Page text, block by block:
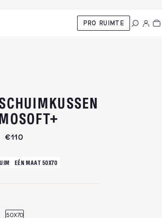
PRO RUIMTE
€110
EÉN MAAT 50X70
50X70